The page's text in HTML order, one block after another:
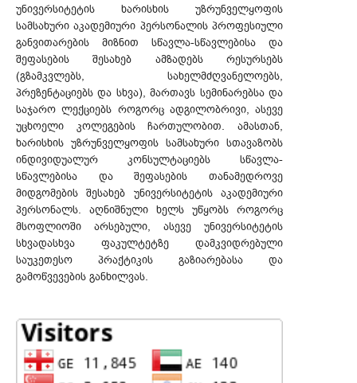
უნივერსიტეტის ხარისხის უზრუნველყოფის
სამსახური აკადემიური პერსონალის პროფესიული
განვითარების მიზნით სწავლა-სწავლებისა და
შეფასების შესახებ ამზადებს რესურსებს
(გზამკვლებს, სახელმძღვანელოებს,
პრეზენტაციებს და სხვა), მართავს სემინარებსა და
საჯარო ლექციებს როგორც ადგილობრივი, ასევე
უცხოელი კოლეგების ჩართულობით. ამასთან,
ხარისხის უზრუნველყოფის სამსახური სთავაზობს
ინდივიდუალურ კონსულტაციებს სწავლა-
სწავლებისა და შეფასების თანამედროვე
მიდგომების შესახებ უნივერსიტეტის აკადემიური
პერსონალს. აღნიშნული ხელს უწყობს როგორც
მსოფლიოში არსებული, ასევე უნივერსიტეტის
სხვადასხვა ფაკულტეტზე დამკვიდრებული
საუკეთესო პრაქტიკის გაზიარებასა და
გამოწვევების განხილვას.